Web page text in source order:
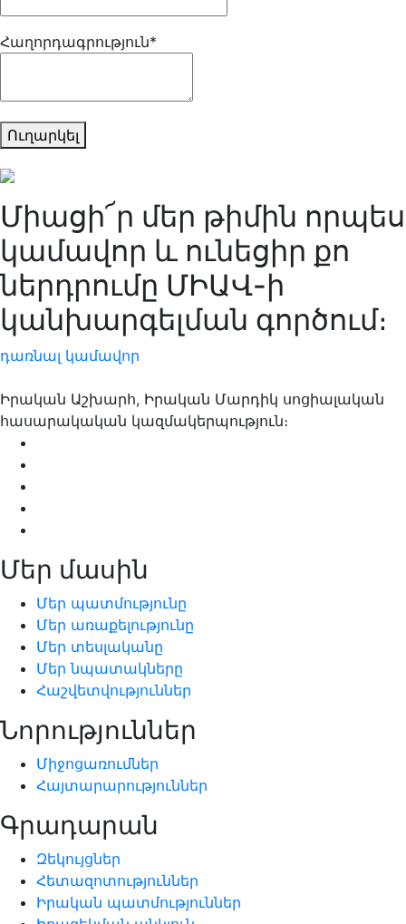
Հաղորդագրություն*
Ուղարկել
Միացի՜ր մեր թիմին որպես
կամավոր և ունեցիր քո
ներդրումը ՄԻԱՎ-ի
կանխարգելման գործում։
դառնալ կամավոր
Իրական Աշխարհ, Իրական Մարդիկ սոցիալական
հասարակական կազմակերպություն։
Մեր մասին
Մեր պատմությունը
Մեր առաքելությունը
Մեր տեսլականը
Մեր նպատակները
Հաշվետվություններ
Նորություններ
Միջոցառումներ
Հայտարարություններ
Գրադարան
Զեկույցներ
Հետազոտություններ
Իրական պատմություններ